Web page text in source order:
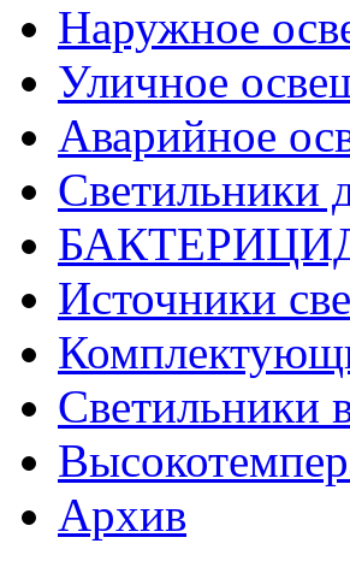
Наружное
Уличное
Аварийное
Светильники
Источники
Светильники
Архив